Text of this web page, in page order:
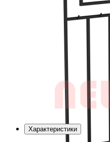
Характеристики